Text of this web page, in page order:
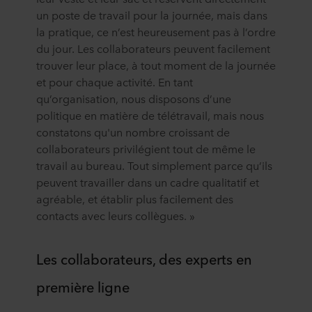
propos » pour en savoir plus sur notre utilisation des
cookies et notre Déclaration de confidentialitépour
connaître notre traitement des données personnelles,
incluant l’identification de la société ROCKWOOL qui est
responsable du traitement de vos données personnelles.
un poste de travail pour la journée, mais dans
la pratique, ce n’est heureusement pas à l’ordre
du jour. Les collaborateurs peuvent facilement
trouver leur place, à tout moment de la journée
et pour chaque activité. En tant
qu’organisation, nous disposons d’une
politique en matière de télétravail, mais nous
constatons qu'un nombre croissant de
collaborateurs privilégient tout de même le
travail au bureau. Tout simplement parce qu’ils
peuvent travailler dans un cadre qualitatif et
agréable, et établir plus facilement des
contacts avec leurs collègues. »
Les collaborateurs, des experts en
première ligne